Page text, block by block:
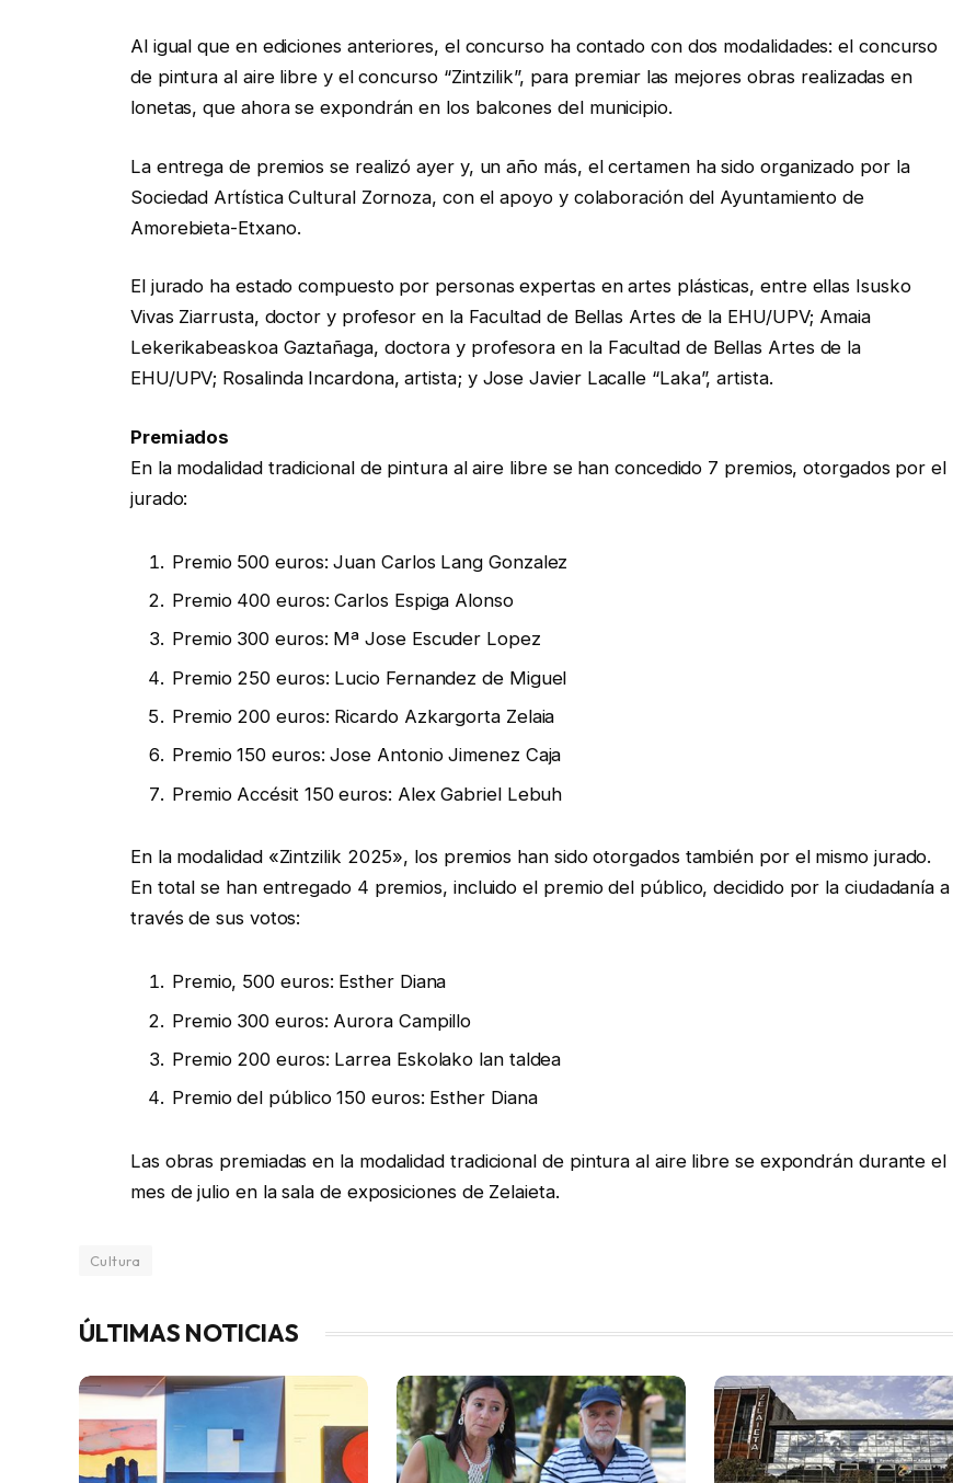
Al igual que en ediciones anteriores, el concurso ha contado con dos modalidades: el concurso
de pintura al aire libre y el concurso “Zintzilik”, para premiar las mejores obras realizadas en
lonetas, que ahora se expondrán en los balcones del municipio.
La entrega de premios se realizó ayer y, un año más, el certamen ha sido organizado por la
Sociedad Artística Cultural Zornoza, con el apoyo y colaboración del Ayuntamiento de
Amorebieta-Etxano.
El jurado ha estado compuesto por personas expertas en artes plásticas, entre ellas Isusko
Vivas Ziarrusta, doctor y profesor en la Facultad de Bellas Artes de la EHU/UPV; Amaia
Lekerikabeaskoa Gaztañaga, doctora y profesora en la Facultad de Bellas Artes de la
EHU/UPV; Rosalinda Incardona, artista; y Jose Javier Lacalle “Laka”, artista.
Premiados
En la modalidad tradicional de pintura al aire libre se han concedido 7 premios, otorgados por el
jurado:
Premio 500 euros: Juan Carlos Lang Gonzalez
Premio 400 euros: Carlos Espiga Alonso
Premio 300 euros: Mª Jose Escuder Lopez
Premio 250 euros: Lucio Fernandez de Miguel
Premio 200 euros: Ricardo Azkargorta Zelaia
Premio 150 euros: Jose Antonio Jimenez Caja
Premio Accésit 150 euros: Alex Gabriel Lebuh
En la modalidad «Zintzilik 2025», los premios han sido otorgados también por el mismo jurado.
En total se han entregado 4 premios, incluido el premio del público, decidido por la ciudadanía a
través de sus votos:
Premio, 500 euros: Esther Diana
Premio 300 euros: Aurora Campillo
Premio 200 euros: Larrea Eskolako lan taldea
Premio del público 150 euros: Esther Diana
Las obras premiadas en la modalidad tradicional de pintura al aire libre se expondrán durante el
mes de julio en la sala de exposiciones de Zelaieta.
Cultura
ÚLTIMAS NOTICIAS